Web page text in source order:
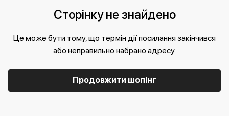
Сторінку не знайдено
Це може бути тому, що термін дії посилання закінчився
або неправильно набрано адресу.
Продовжити шопінг